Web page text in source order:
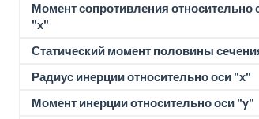
Момент сопротивления относительно
"x"
Статический момент половины
Радиус инерции относительно оси "x"
Момент инерции относительно оси "y"